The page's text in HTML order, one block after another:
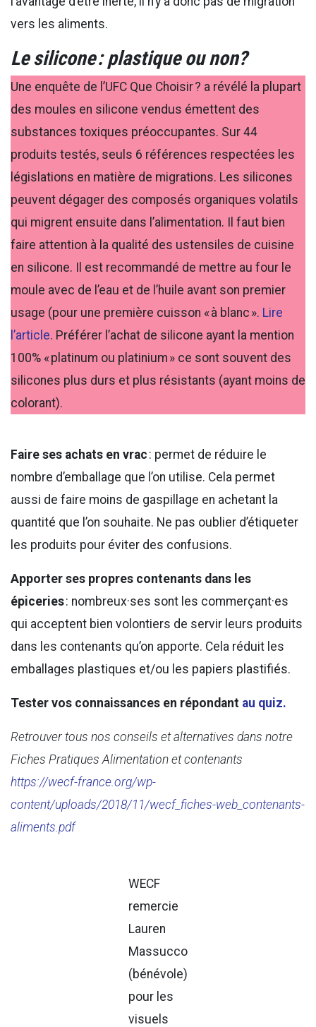
vers les aliments.
Le silicone : plastique ou non?
Une enquête de l’UFC Que Choisir ? a révélé la plupart
des moules en silicone vendus émettent des
substances toxiques préoccupantes. Sur 44
produits testés, seuls 6 références respectées les
législations en matière de migrations. Les silicones
peuvent dégager des composés organiques volatils
qui migrent ensuite dans l’alimentation. Il faut bien
faire attention à la qualité des ustensiles de cuisine
en silicone. Il est recommandé de mettre au four le
moule avec de l’eau et de l’huile avant son premier
usage (pour une première cuisson « à blanc ». Lire
l’article. Préférer l’achat de silicone ayant la mention
100% « platinum ou platinium » ce sont souvent des
silicones plus durs et plus résistants (ayant moins de
colorant).
Faire ses achats en vrac : permet de réduire le
nombre d’emballage que l’on utilise. Cela permet
aussi de faire moins de gaspillage en achetant la
quantité que l’on souhaite. Ne pas oublier d’étiqueter
les produits pour éviter des confusions.
Apporter ses propres contenants dans les
épiceries: nombreux·ses sont les commerçant·es
qui acceptent bien volontiers de servir leurs produits
dans les contenants qu’on apporte. Cela réduit les
emballages plastiques et/ou les papiers plastifiés.
Tester vos connaissances en répondant au quiz.
Retrouver tous nos conseils et alternatives dans notre
Fiches Pratiques Alimentation et contenants
https://wecf-france.org/wp-
content/uploads/2018/11/wecf_fiches-web_contenants-
aliments.pdf
WECF
remercie
Lauren
Massucco
(bénévole)
pour les
visuels